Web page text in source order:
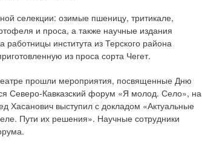
селекции: озимые пшеницу, тритикале,
и проса, а также научные издания
работницы института из Терского района
из проса сорта Чегет.
прошли мероприятия, посвященные Дню
Северо-Кавказский форум «Я молод. Село», на
Хасанович выступил с докладом «Актуальные
Пути их решения». Научные сотрудники